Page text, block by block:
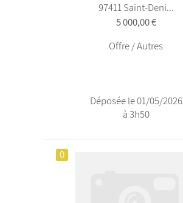
97411 Saint-Deni...
5 000,00 €
Offre / Autres
Déposée le 01/05/2026
à 3h50
0